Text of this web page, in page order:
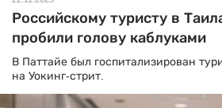
Российскому туристу в
пробили голову каблуками
В Паттайе был госпитализирован
на Уокинг-стрит.